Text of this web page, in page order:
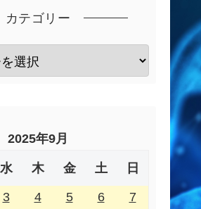
カテゴリー
2025年9月
水 木 金 土 日
3 4 5 6
7